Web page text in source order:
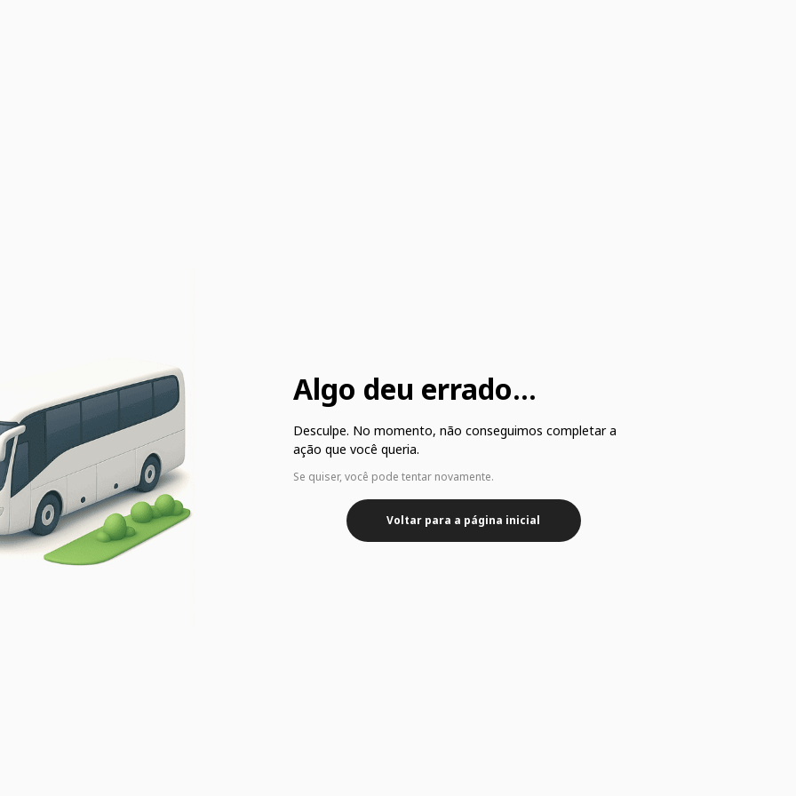
Algo deu errado...
Desculpe. No momento, não conseguimos completar a
ação que você queria.
Se quiser, você pode tentar novamente.
Voltar para a página inicial